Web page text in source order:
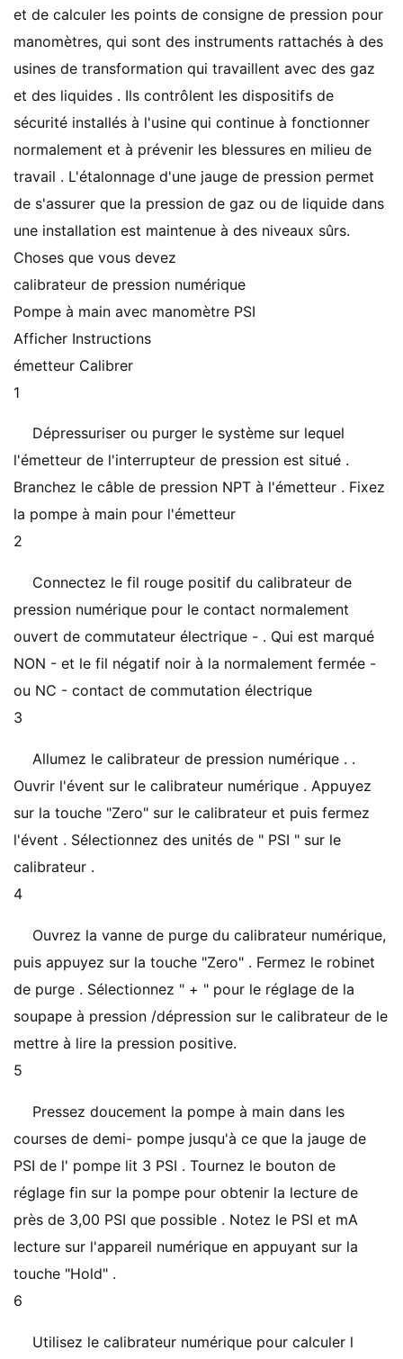
et de calculer les points de consigne de pression pour
manomètres, qui sont des instruments rattachés à des
usines de transformation qui travaillent avec des gaz
et des liquides . Ils contrôlent les dispositifs de
sécurité installés à l'usine qui continue à fonctionner
normalement et à prévenir les blessures en milieu de
travail . L'étalonnage d'une jauge de pression permet
de s'assurer que la pression de gaz ou de liquide dans
une installation est maintenue à des niveaux sûrs.
Choses que vous devez
calibrateur de pression numérique
Pompe à main avec manomètre PSI
Afficher Instructions
émetteur Calibrer
1
Dépressuriser ou purger le système sur lequel
l'émetteur de l'interrupteur de pression est situé .
Branchez le câble de pression NPT à l'émetteur . Fixez
la pompe à main pour l'émetteur
2
Connectez le fil rouge positif du calibrateur de
pression numérique pour le contact normalement
ouvert de commutateur électrique - . Qui est marqué
NON - et le fil négatif noir à la normalement fermée -
ou NC - contact de commutation électrique
3
Allumez le calibrateur de pression numérique . .
Ouvrir l'évent sur le calibrateur numérique . Appuyez
sur la touche "Zero" sur le calibrateur et puis fermez
l'évent . Sélectionnez des unités de " PSI " sur le
calibrateur .
4
Ouvrez la vanne de purge du calibrateur numérique,
puis appuyez sur la touche "Zero" . Fermez le robinet
de purge . Sélectionnez " + " pour le réglage de la
soupape à pression /dépression sur le calibrateur de le
mettre à lire la pression positive.
5
Pressez doucement la pompe à main dans les
courses de demi- pompe jusqu'à ce que la jauge de
PSI de l' pompe lit 3 PSI . Tournez le bouton de
réglage fin sur la pompe pour obtenir la lecture de
près de 3,00 PSI que possible . Notez le PSI et mA
lecture sur l'appareil numérique en appuyant sur la
touche "Hold" .
6
Utilisez le calibrateur numérique pour calculer l